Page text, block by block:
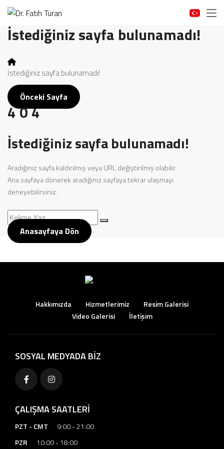
İstediğiniz sayfa bulunamadı!
İstediğiniz sayfa bulunamadı!
Önceki Sayfa
404
İstediğiniz sayfa bulunamadı!
Aradığınız sayfa kaldırılmış veya URL değiştirilmiş olabilir.
Ana sayfaya dönerek aradığınız sayfaya tekrar ulaşmayı
deneyebilirsiniz.
Anasayfaya Dön
Hakkımızda Hizmetlerimiz
Resim Galerisi
Video Galerisi
İletişim
SOSYAL MEDYADA BİZ
ÇALIŞMA SAATLERİ
PZT - CMT
9:00 - 21:00
PZR
10:00 - 18:00